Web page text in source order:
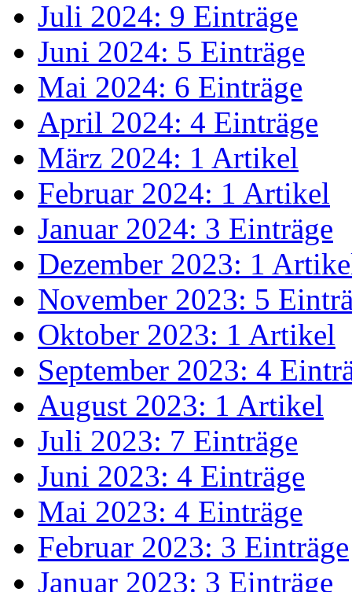
Juli 2024: 9 Einträge
Juni 2024: 5 Einträge
Mai 2024: 6 Einträge
April 2024: 4 Einträge
März 2024: 1 Artikel
Februar 2024: 1 Artikel
Januar 2024: 3 Einträge
Dezember 2023: 1
November 2023: 5
Oktober 2023: 1 Artikel
September 2023: 4
August 2023: 1 Artikel
Juli 2023: 7 Einträge
Juni 2023: 4 Einträge
Mai 2023: 4 Einträge
Februar 2023: 3 Einträge
Januar 2023: 3 Einträge